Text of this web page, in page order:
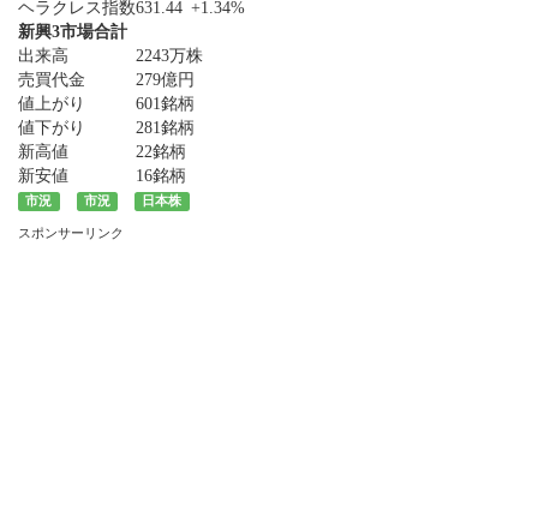
ヘラクレス指数631.44 +1.34%
新興3市場合計
出来高
2243万株
売買代金
279億円
値上がり
601銘柄
値下がり
281銘柄
新高値
22銘柄
新安値
16銘柄
市況 市況 日本株
スポンサーリンク